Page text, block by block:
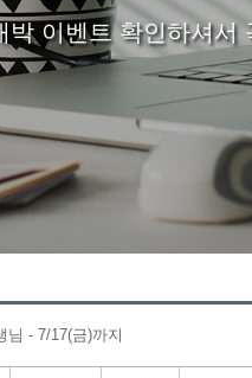
박 이벤트 확인하셔서
님 - 7/17(금)까지